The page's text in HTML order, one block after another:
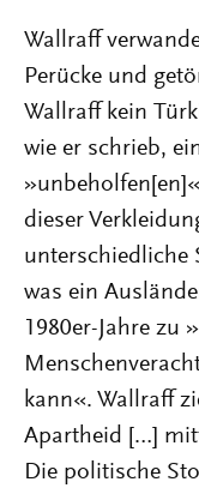
Wallraff
Perücke und
Wallraff kein
wie er schrieb,
dieser
unterschiedliche
was ein
1980er-Jahre zu
kann«. Wallraff
Apartheid […]
Die politische